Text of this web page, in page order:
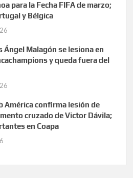
para la Fecha FIFA de marzo;
y Bélgica
Ángel Malagón se lesiona en
y queda fuera del
América confirma lesión de
cruzado de Victor Dávila;
en Coapa